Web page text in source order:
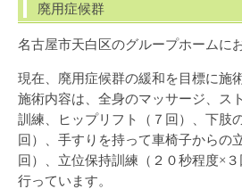
廃用症候群
名古屋市天白区のグループホームに
現在、廃用症候群の緩和を目標に施
施術内容は、全身のマッサージ、ス
訓練、ヒップリフト（７回）、下肢
回）、手すりを持って車椅子からの
回）、立位保持訓練（２０秒程度×
行っています。